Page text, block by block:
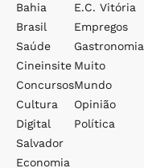
Bahia
Brasil
Saúde
Cineinsite
Concursos
Cultura
Digital
Salvador
Economia
E.c. Vitória
Empregos
Gastronomia
Muito
Mundo
Opinião
Política